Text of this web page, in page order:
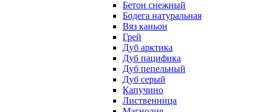
Бетон снежный
Бодега натуральная
Вяз каньон
Грей
Дуб арктика
Дуб пацифика
Дуб пепельный
Дуб серый
Капучино
Лиственница